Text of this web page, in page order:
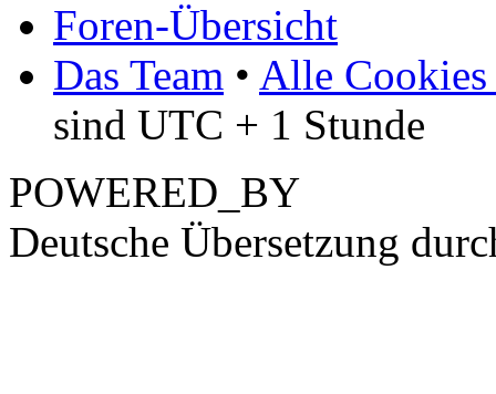
Foren-Übersicht
Das Team • Alle Cookies
sind UTC + 1 Stunde
POWERED_BY
Deutsche Übersetzung